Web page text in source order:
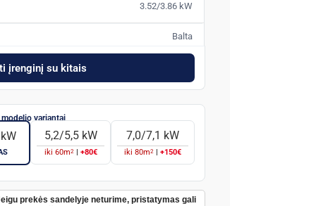
3.52/3.86 kW
Balta
įrenginį su kitais
5,2/5,5 kW
iki 60m2 +80€
7,0/7,1 kW
iki80m2 +150€
prekės sandelyje neturime, pristatymas gali